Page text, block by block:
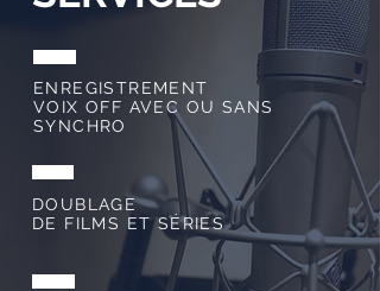
ENREGISTREMENT
VOIX OFF AVEC OU SANS
SYNCHRO
DOUBLAGE
DE FILMS ET SÉRIES